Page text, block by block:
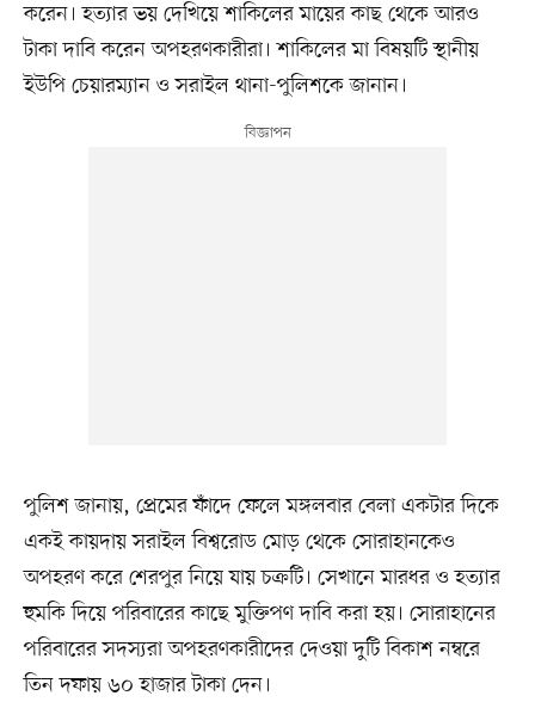
করেন। হত্যার ভয় দেখিয়ে শাকিলের মায়ের কাছ থেকে আরও
টাকা দাবি করেন অপহরণকারীরা। শাকিলের মা বিষয়টি স্থানীয়
ইউপি চেয়ারম্যান ও সরাইল থানা-পুলিশকে জানান।
পুলিশ জানায়, প্রেমের ফাঁদে ফেলে মঙ্গলবার বেলা একটার দিকে
একই কায়দায় সরাইল বিশ্বরোড মোড় থেকে সোরাহানকেও
অপহরণ করে শেরপুর নিয়ে যায় চক্রটি। সেখানে মারধর ও হত্যার
হুমকি দিয়ে পরিবারের কাছে মুক্তিপণ দাবি করা হয়। সোরাহানের
পরিবারের সদস্যরা অপহরণকারীদের দেওয়া দুটি বিকাশ নম্বরে
তিন দফায় ৬০ হাজার টাকা দেন।